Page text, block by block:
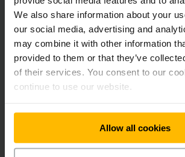
We also share information about your
our social media, advertising and
may combine it with other information
provided to them or that they’ve
of their services. You consent to our
continue to use our website.
Allow all cookies
Autonomiset mobiilirobotit
Autonomiset mobiilirobotit liikkuvat
turvallisesti samassa tilassa ihmisten